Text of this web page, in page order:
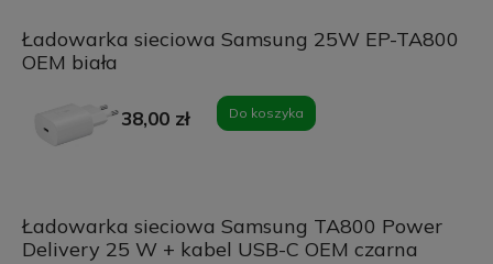
Ładowarka sieciowa Samsung 25W EP-TA800
OEM biała
38,00 zł Do koszyka
Ładowarka sieciowa Samsung TA800 Power
Delivery 25 W + kabel USB-C OEM czarna